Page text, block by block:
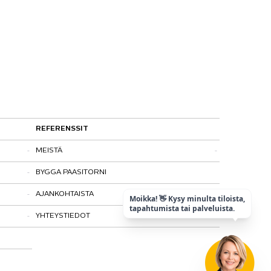
REFERENSSIT
MEISTÄ
Kohtaamispaikka
Laatu ja vastuullisuus
Historia
BYGGA PAASITORNI
AJANKOHTAISTA
Tietosuojaseloste
YHTEYSTIEDOT
Moikka! 👋 Kysy minulta tiloista,
tapahtumista tai palveluista.